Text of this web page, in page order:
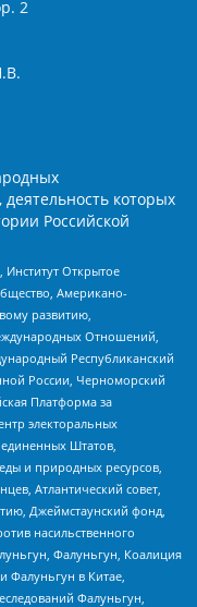
2
которых
Российской
Открытое
Американо-
развитию,
Отношений,
Республиканский
России, Черноморский
Платформа за
электоральных
Штатов,
и природных ресурсов,
Атлантический совет,
Джеймстаунский фонд,
насильственного
Фалуньгун, Коалиция
Фалуньгун в Китае,
Фалуньгун,